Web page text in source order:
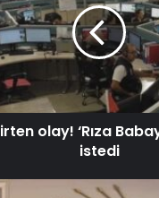
olay! ‘Rıza
istedi